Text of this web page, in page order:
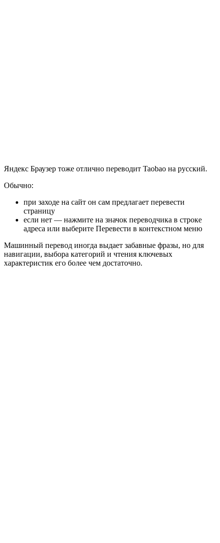
Яндекс Браузер тоже отлично переводит Taobao на русский.
Обычно:
при заходе на сайт он сам предлагает перевести
страницу
если нет — нажмите на значок переводчика в строке
адреса или выберите Перевести в контекстном меню
Машинный перевод иногда выдает забавные фразы, но для
навигации, выбора категорий и чтения ключевых
характеристик его более чем достаточно.